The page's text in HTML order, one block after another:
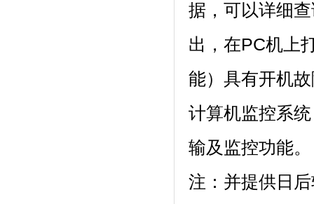
据，可以详细
出，在PC机
能）具有开机故
计算机监控系统
输及监控功能。
注：并提供